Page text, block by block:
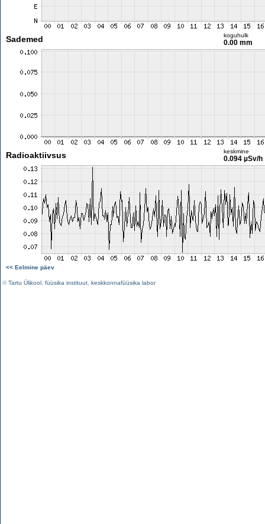
Sademed koguhulk
0.00 mm
Radioaktiivsus keskmine
0.094 µSv/h
<< Eelmine päev
©Tartu Ülikool füüsika instituut keskkonnafüüsika labor